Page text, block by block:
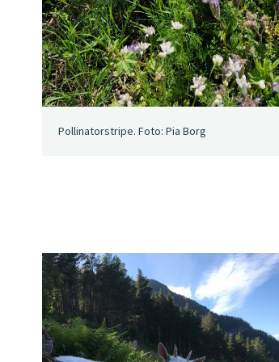
Pollinatorstripe. Foto: Pia Borg